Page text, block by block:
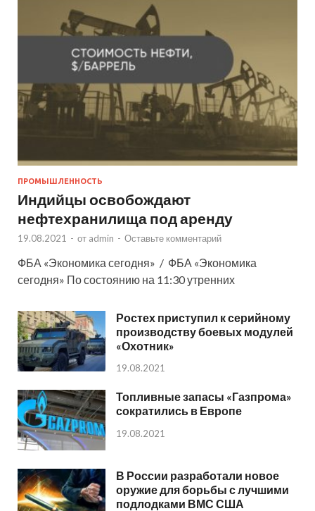
ПРОМЫШЛЕННОСТЬ
Индийцы освобождают
нефтехранилища под аренду
19.08.2021 - от admin - Оставьте комментарий
ФБА «Экономика сегодня» / ФБА «Экономика
сегодня» По состоянию на 11:30 утренних
Ростех приступил к серийному
производству боевых модулей
«Охотник»
19.08.2021
Топливные запасы «Газпрома»
сократились в Европе
19.08.2021
В России разработали новое
оружие для борьбы с лучшими
подлодками ВМС США